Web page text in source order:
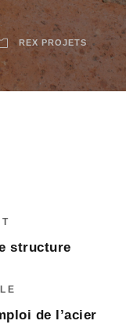
REX PROJETS
structure
de l’acier